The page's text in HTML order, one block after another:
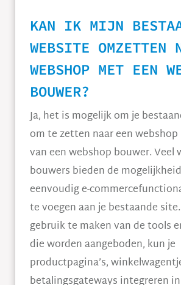
KAN IK MIJN
WEBSITE OMZETTEN
WEBSHOP MET EEN
BOUWER?
Ja, het is mogelijk om je
om te zetten naar een
van een webshop bouwer. Veel
bouwers bieden de
eenvoudig e-
te voegen aan je bestaande
gebruik te maken van de tools
die worden aangeboden, kun je
productpagina’s,